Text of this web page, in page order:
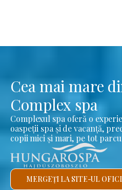
Cea mai mare
Complex spa
Complexul spa oferă o
oaspeții spa și de vacanță,
copii mici și mari, pe tot
MERGEȚI LA SITE-UL